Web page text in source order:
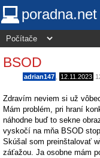
poradna.net
BSOD
adrian147 12.11.2023
Zdravím neviem si už
Mám problém, pri hraní
náhodne buď to sekne
vyskočí na mňa BSOD
Skúšal som preinštalovať
záťažou. Ja osobne mám